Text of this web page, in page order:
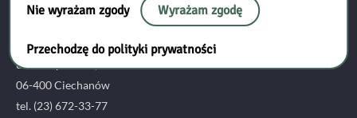
ul. 17 Stycznia 9,
06-400 Ciechanów
tel. (23) 672-33-77
Nie wyrażam zgody Wyrażam zgodę
Przechodzę do polityki prywatności